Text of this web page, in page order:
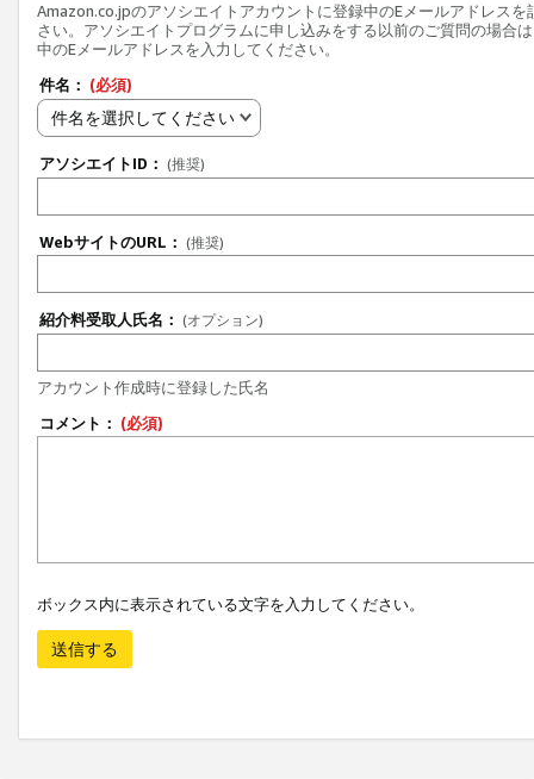
Amazon.co.jpのアソシエイトアカウントに登録中のEメールアドレスを
さい。アソシエイトプログラムに申し込みをする以前のご質問の場合
中のEメールアドレスを入力してください。
件名： (必須)
件名を選択してください
アソシエイトID： (推奨)
WebサイトのURL： (推奨)
紹介料受取人氏名： (オプション)
アカウント作成時に登録した氏名
コメント： (必須)
ボックス内に表示されている文字を入力してください。
送信する